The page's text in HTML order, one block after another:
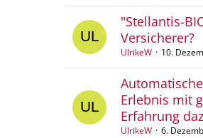
"Stellantis-
Versicherer?
UlrikeW 10.
Erlebnis mit
Erfahrung
UlrikeW 6.